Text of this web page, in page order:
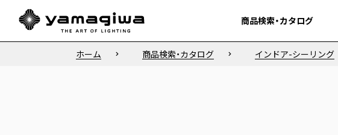
商品検索・カタログ
商品検索・カタログ
ホーム 商品検索・カタログ インドア-シーリング